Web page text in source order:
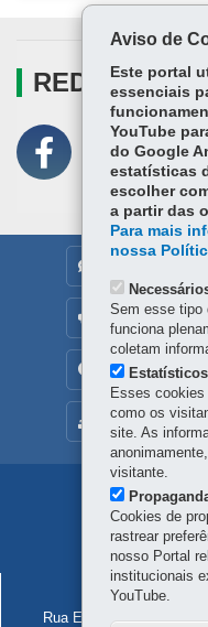
PREGÃO ELETRÔNICO Nº
DISPENSA Nº 017/2026
DISPENSA Nº 016/2026
DISPENSA Nº 015/2026
DISPENSA Nº 014/2026
DISPENSA Nº 013/2026
DISPENSA Nº 012/2026
DISPENSA Nº 011/2026
CONCORRÊNCIA
DISPENSA Nº 010/2026
DISPENSA Nº 009/2026
DISPENSA Nº 008/2026
DISPENSA Nº 007/2026
PREGÃO ELETRÔNICO Nº
REDES
MAPA DO SITE
OUVIDORIA
TRANSPARÊNCIA
principal
Rua Eurípedes Garcez
Aviso de
Este portal
essenciais
YouTube
do Google
estatísticas
escolher
a partir das
Para mais
nossa
Sem esse tipo
funciona
coletam
Estatísticos
Esses
como os
site. As
visitante.
Cookies de
rastrear
nosso Portal
institucionais
YouTube.